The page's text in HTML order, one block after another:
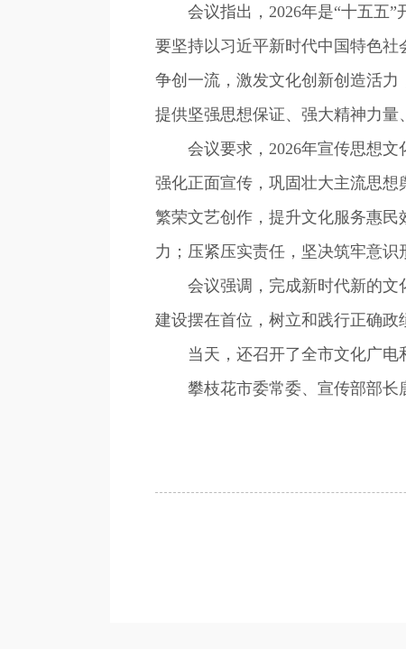
会议指出，2026年是“十五五”
要坚持以习近平新时代中国特色社
争创一流，激发文化创新创造活
提供坚强思想保证、强大精神力量
会议要求，2026年宣传思想文
强化正面宣传，巩固壮大主流思想
繁荣文艺创作，提升文化服务惠
力；压紧压实责任，坚决筑牢意识
会议强调，完成新时代新的文
建设摆在首位，树立和践行正确政
当天，还召开了全市文化广电和
攀枝花市委常委、宣传部部长